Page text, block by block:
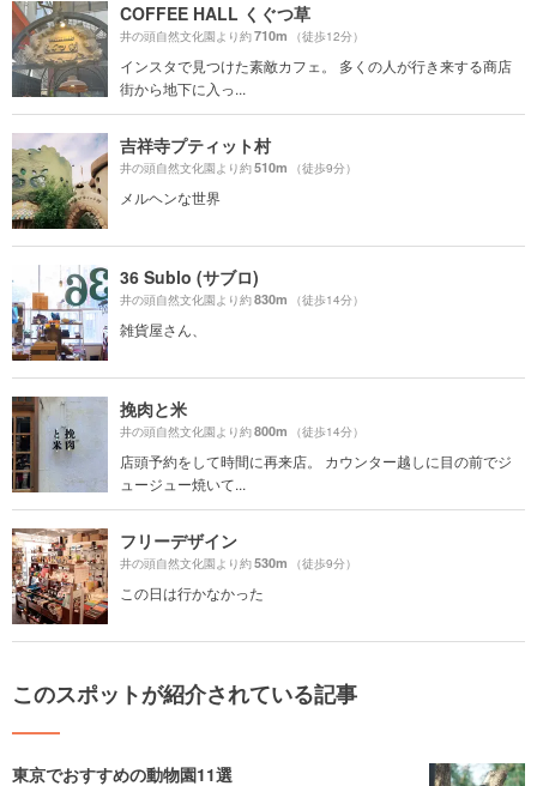
COFFEE HALL くぐつ草
井の頭自然文化園より約710m （徒歩12分）
インスタで見つけた素敵カフェ。 多くの人が行き来する商店
街から地下に入っ...
吉祥寺プティット村
井の頭自然文化園より約510m （徒歩9分）
メルヘンな世界
36 Sublo (サブロ)
井の頭自然文化園より約830m （徒歩14分）
雑貨屋さん、
挽肉と米
井の頭自然文化園より約800m （徒歩14分）
店頭予約をして時間に再来店。 カウンター越しに目の前でジ
ュージュー焼いて...
フリーデザイン
井の頭自然文化園より約530m （徒歩9分）
この日は行かなかった
このスポットが紹介されている記事
東京でおすすめの動物園11選